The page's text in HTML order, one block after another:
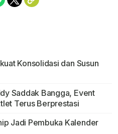
Konsolidasi dan Susun
Saddak Bangga, Event
Terus Berprestasi
Jadi Pembuka Kalender